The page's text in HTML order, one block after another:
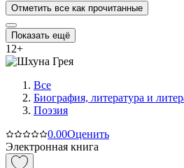
Отметить все как прочитанные
Показать ещё
12+
Все
Биография, литература и
Поэзия
0.00Оценить
Электронная книга